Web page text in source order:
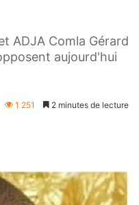
ADJA Comla Gérard
aujourd'hui
1 251 2 minutes de lecture